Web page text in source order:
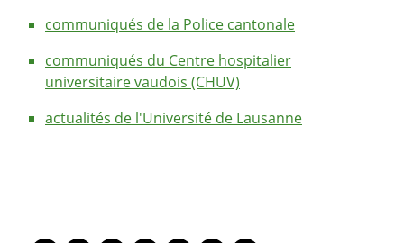
communiqués de la Police cantonale
communiqués du Centre hospitalier
universitaire vaudois (CHUV)
actualités de l'Université de Lausanne